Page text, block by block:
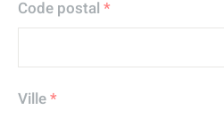
Code postal *
Ville*